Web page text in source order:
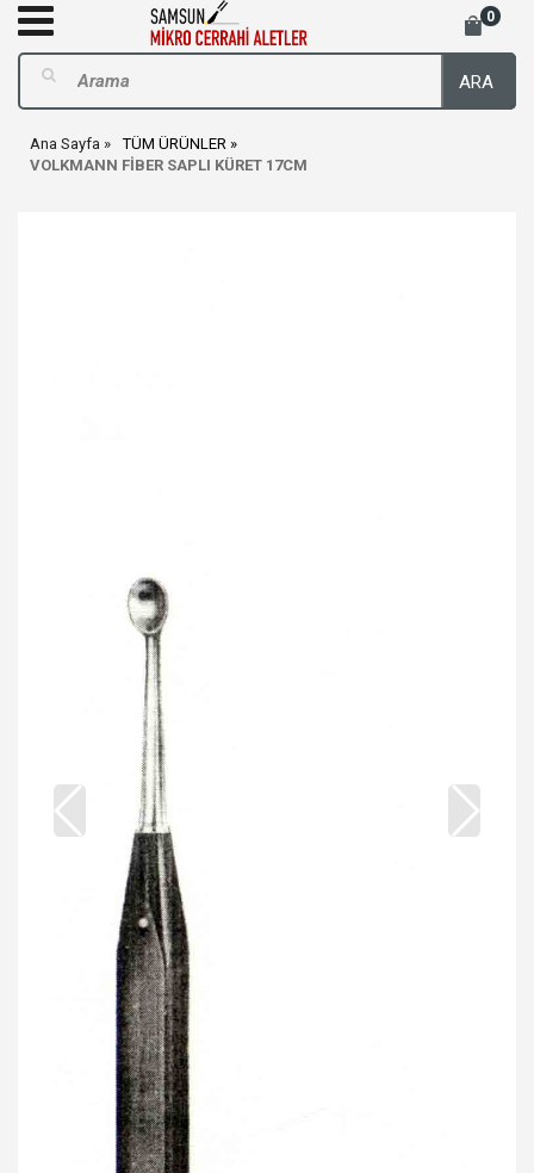
0
ARA
Ana Sayfa
TÜM ÜRÜNLER
VOLKMANN FİBER SAPLI KÜRET 17CM